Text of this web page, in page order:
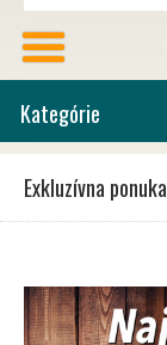
Kategórie
Exkluzívna ponuka